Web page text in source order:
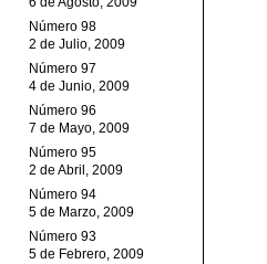
Número 98
2 de Julio, 2009
Número 97
4 de Junio, 2009
Número 96
7 de Mayo, 2009
Número 95
2 de Abril, 2009
Número 94
5 de Marzo, 2009
Número 93
5 de Febrero, 2009